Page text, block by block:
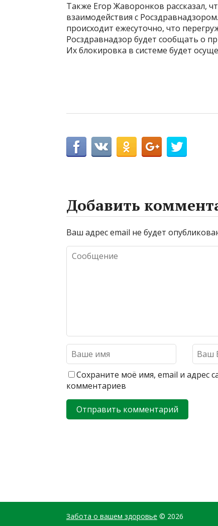
Также Егор Жаворонков рассказал,
взаимодействия с
происходит ежесуточно, что
Росздравнадзор будет сообщать о
Их блокировка в системе будет
Добавить
Ваш адрес email не будет
Сохраните моё имя, email и адрес
комментариев
Забота о вашем здоровье © 2026